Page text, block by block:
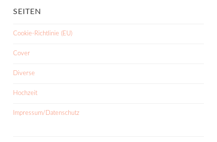
SEITEN
Cookie-Richtlinie (EU)
Cover
Diverse
Hochzeit
Impressum/Datenschutz